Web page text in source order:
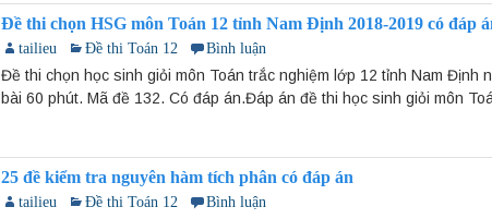
Đề thi chọn HSG môn Toán 12 tỉnh Nam Định 2018-2019 có đáp
tailieu Đề thi Toán 12 Bình luận
Đề thi chọn học sinh giỏi môn Toán trắc nghiệm lớp 12 tỉnh Nam Định
bài 60 phút. Mã đề 132. Có đáp án.Đáp án đề thi học sinh giỏi môn
25 đề kiểm tra nguyên hàm tích phân có đáp án
tailieu Đề thi Toán 12 Bình luận